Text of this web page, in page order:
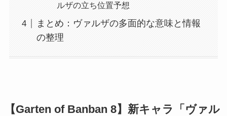
ルザの立ち位置予想
まとめ：ヴァルザの多面的な意味と情報
の整理
【Garten of Banban 8】新キャラ「ヴァル